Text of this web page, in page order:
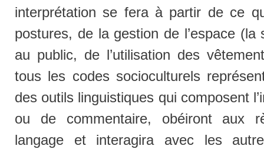
interprétation se fera à partir de ce
postures, de la gestion de l’espace (la
au public, de l’utilisation des
tous les codes socioculturels
des outils linguistiques qui composent
ou de commentaire, obéiront aux
langage et interagira avec les